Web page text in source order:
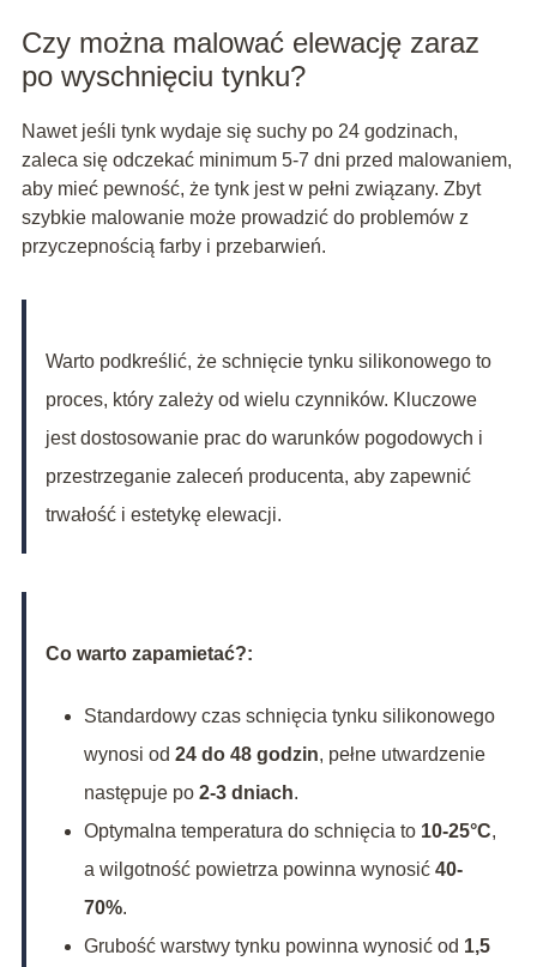
Czy można malować elewację zaraz
po wyschnięciu tynku?
Nawet jeśli tynk wydaje się suchy po 24 godzinach,
zaleca się odczekać minimum 5-7 dni przed malowaniem,
aby mieć pewność, że tynk jest w pełni związany. Zbyt
szybkie malowanie może prowadzić do problemów z
przyczepnością farby i przebarwień.
Warto podkreślić, że schnięcie tynku silikonowego to
proces, który zależy od wielu czynników. Kluczowe
jest dostosowanie prac do warunków pogodowych i
przestrzeganie zaleceń producenta, aby zapewnić
trwałość i estetykę elewacji.
Co warto zapamietać?:
Standardowy czas schnięcia tynku silikonowego
wynosi od 24 do 48 godzin, pełne utwardzenie
następuje po 2-3 dniach.
Optymalna temperatura do schnięcia to 10-25°C,
a wilgotność powietrza powinna wynosić 40-
70%.
Grubość warstwy tynku powinna wynosić od 1,5